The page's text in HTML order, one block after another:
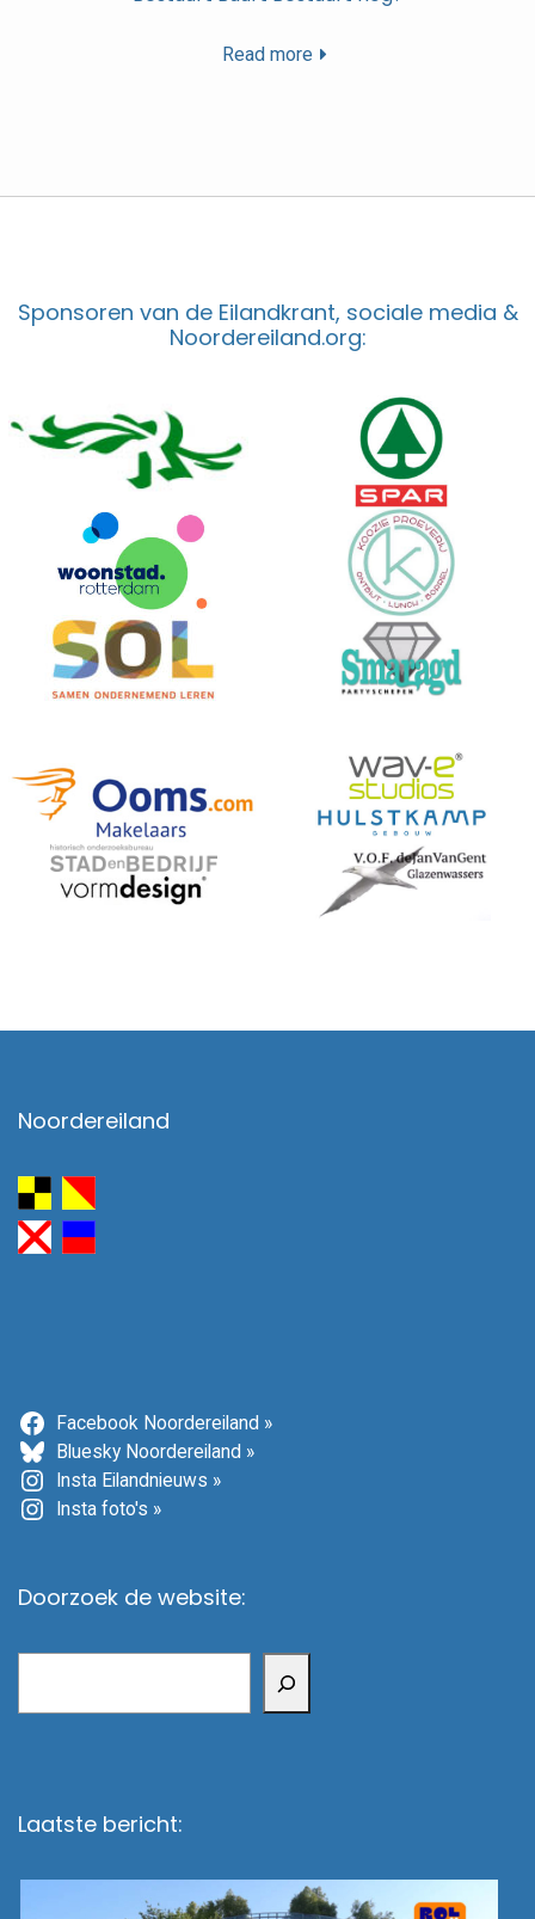
Read more
Sponsoren van de Eilandkrant, sociale media &
Noordereiland.org:
Noordereiland
Facebook Noordereiland »
Bluesky Noordereiland »
Insta Eilandnieuws »
Insta foto's »
Doorzoek de website:
Laatste bericht: